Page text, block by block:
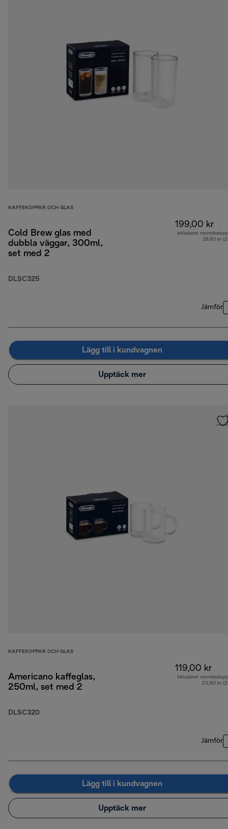
KAFFEKOPPAR OCH GLAS
Cold Brew glas med
dubbla väggar, 300ml,
set med 2
DLSC325
199,00 kr
Inkluderat
39,80 kr
Jämför
Lägg till i kundvagnen
Upptäck mer
KAFFEKOPPAR OCH GLAS
Americano kaffeglas,
250ml, set med 2
DLSC320
119,00 kr
Inkluderat
23,80 kr
Jämför
Lägg till i kundvagnen
Upptäck mer